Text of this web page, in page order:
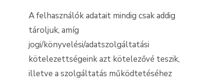
A felhasználók adatait mindig csak addig
tároljuk, amíg
jogi/könyvelési/adatszolgáltatási
kötelezettségeink azt kötelezővé teszik,
illetve a szolgáltatás működtetéséhez